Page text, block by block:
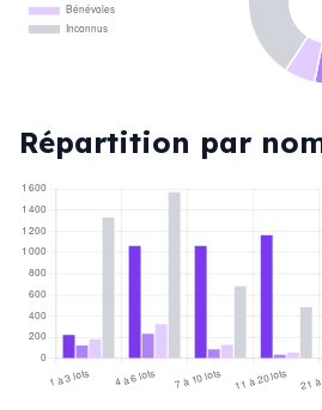
Bénévoles
Inconnus
Répartition par
1 à 3 lots 4 à 6 lots 7 à 10 lots 11 à 20 lots 21
0
200
400
600
800
1 000
1 200
1 400
1 600